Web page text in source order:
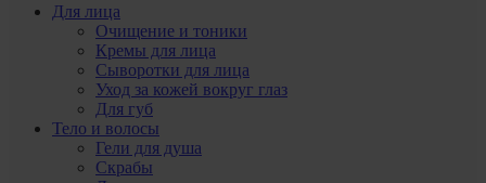
Для лица
Очищение и тоники
Кремы для лица
Сыворотки для лица
Уход за кожей вокруг глаз
Для губ
Тело и волосы
Гели для душа
Скрабы